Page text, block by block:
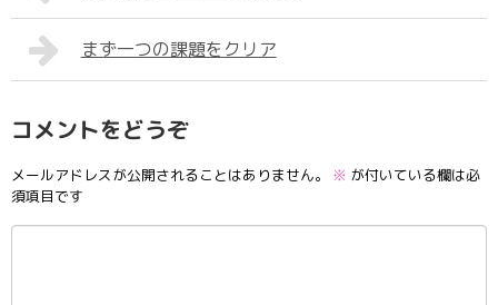
まず一つの課題をクリア
コメントをどうぞ
メールアドレスが公開されることはありません。 ※ が付いている欄は必
須項目です